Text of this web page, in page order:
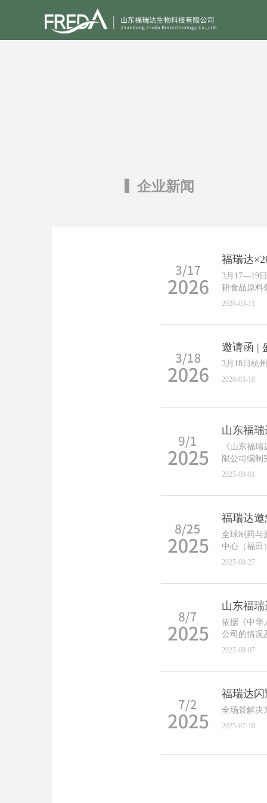
福瑞达
3月17—19
耕食品原料
齐聚申城，
2026-03-11
邀请函 |
3月18日杭
2026-03-10
山东福
《山东福
限公司编制
2025-09-01
福瑞达邀
全球制药与
中心（福田
术重磅亮相
2025-08-27
山东福
依据《中华
公司的情况
会公众的监
2025-08-07
福瑞达闪
全场景解决
2025-07-10
企业新闻